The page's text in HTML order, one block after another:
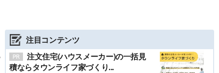
注目コンテンツ
注文住宅(ハウスメーカー)の一括見
積ならタウンライフ家づくり...